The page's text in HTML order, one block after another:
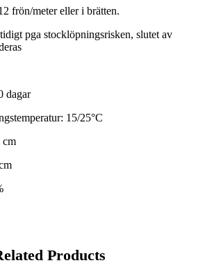
frön/meter eller i brätten.
pga stocklöpningsrisken, slutet av
dagar
15/25°C
cm
Products